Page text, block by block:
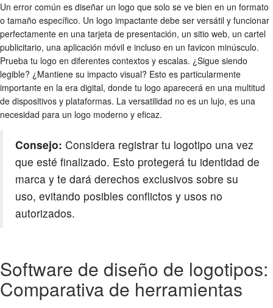
Un error común es diseñar un logo que solo se ve bien en un formato
o tamaño específico. Un logo impactante debe ser versátil y funcionar
perfectamente en una tarjeta de presentación, un sitio web, un cartel
publicitario, una aplicación móvil e incluso en un favicon minúsculo.
Prueba tu logo en diferentes contextos y escalas. ¿Sigue siendo
legible? ¿Mantiene su impacto visual? Esto es particularmente
importante en la era digital, donde tu logo aparecerá en una multitud
de dispositivos y plataformas. La versatilidad no es un lujo, es una
necesidad para un logo moderno y eficaz.
Consejo: Considera registrar tu logotipo una vez
que esté finalizado. Esto protegerá tu identidad de
marca y te dará derechos exclusivos sobre su
uso, evitando posibles conflictos y usos no
autorizados.
Software de diseño de logotipos:
Comparativa de herramientas